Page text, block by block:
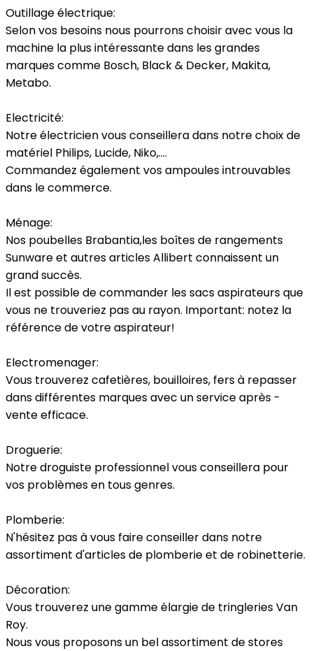
Outillage électrique:
Selon vos besoins nous pourrons choisir avec vous la
machine la plus intéressante dans les grandes
marques comme Bosch, Black & Decker, Makita,
Metabo.
Electricité:
Notre électricien vous conseillera dans notre choix de
matériel Philips, Lucide, Niko,….
Commandez également vos ampoules introuvables
dans le commerce.
Ménage:
Nos poubelles Brabantia,les boîtes de rangements
Sunware et autres articles Allibert connaissent un
grand succès.
Il est possible de commander les sacs aspirateurs que
vous ne trouveriez pas au rayon. Important: notez la
référence de votre aspirateur!
Electromenager:
Vous trouverez cafetières, bouilloires, fers à repasser
dans différentes marques avec un service après -
vente efficace.
Droguerie:
Notre droguiste professionnel vous conseillera pour
vos problèmes en tous genres.
Plomberie:
N'hésitez pas à vous faire conseiller dans notre
assortiment d'articles de plomberie et de robinetterie.
Décoration:
Vous trouverez une gamme élargie de tringleries Van
Roy.
Nous vous proposons un bel assortiment de stores